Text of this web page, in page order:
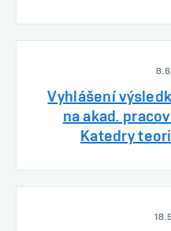
Vyhlášení
na akad.
Katedry